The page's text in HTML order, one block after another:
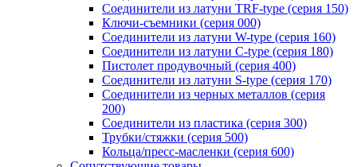
Соединители из латуни TRF-type (серия 150)
Ключи-съемники (серия 000)
Соединители из латуни W-type (серия 160)
Соединители из латуни С-type (серия 180)
Пистолет продувочный (серия 400)
Соединители из латуни S-type (серия 170)
Соединители из черных металлов (серия
200)
Соединители из пластика (серия 300)
Трубки/стяжки (серия 500)
Кольца/пресс-масленки (серия 600)